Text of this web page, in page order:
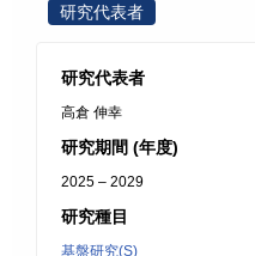
研究代表者
研究代表者
高倉 伸幸
研究期間 (年度)
2025 – 2029
研究種目
基盤研究(S)